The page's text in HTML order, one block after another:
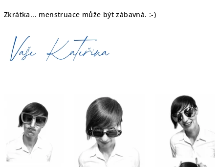
Zkrátka... menstruace může být zábavná. :-)